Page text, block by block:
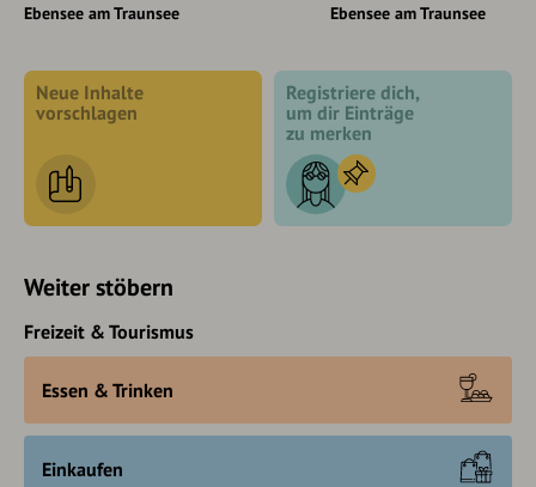
Ebensee am Traunsee Ebensee am Traunsee
Neue Inhalte
vorschlagen
Registriere dich,
um dir Einträge
zu merken
Weiter stöbern
Freizeit & Tourismus
Essen & Trinken
Einkaufen